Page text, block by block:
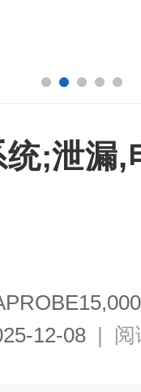
;泄漏,
12-08 | 阅